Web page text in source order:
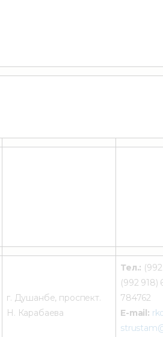
г. Душанбе, проспект.
Н. Карабаева
Тел.:
(992 918)
784762
E-mail: